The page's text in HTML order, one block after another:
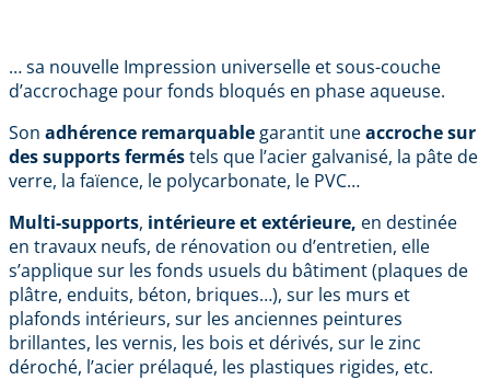
… sa nouvelle Impression universelle et sous-couche
d’accrochage pour fonds bloqués en phase aqueuse.
Son adhérence remarquable garantit uneaccroche sur
des supports ferméstels que l’acier galvanisé, la pâte de
verre, la faïence, le polycarbonate, le PVC…
Multi-supports, intérieure et extérieure, en destinée
en travaux neufs, de rénovation ou d’entretien, elle
s’applique sur les fonds usuels du bâtiment (plaques de
plâtre, enduits, béton, briques…), sur les murs et
plafonds intérieurs, sur les anciennes peintures
brillantes, les vernis, les bois et dérivés, sur le zinc
déroché, l’acier prélaqué, les plastiques rigides, etc.